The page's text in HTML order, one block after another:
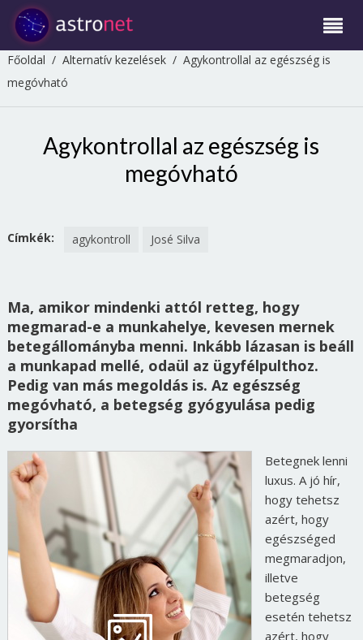
Főoldal / Alternatív kezelések/ Agykontrollal az egészség is
megóvható
Agykontrollal az egészség is
megóvható
Címkék: agykontroll José Silva
Ma, amikor mindenki attól retteg, hogy
megmarad-e a munkahelye, kevesen mernek
betegállományba menni. Inkább lázasan is beáll
a munkapad mellé, odaül az ügyfélpulthoz.
Pedig van más megoldás is. Az egészség
megóvható, a betegség gyógyulása pedig
gyorsítha
Betegnek lenni
luxus. A jó hír,
hogy tehetsz
azért, hogy
egészséged
megmaradjon,
illetve
betegség
esetén tehetsz
azért, hogy